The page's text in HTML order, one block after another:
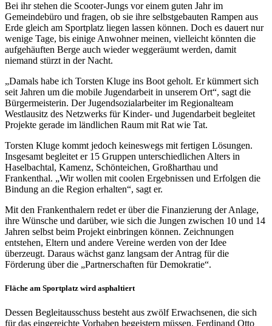
Bei ihr stehen die Scooter-Jungs vor einem guten Jahr im
Gemeindebüro und fragen, ob sie ihre selbstgebauten Rampen aus
Erde gleich am Sportplatz liegen lassen können. Doch es dauert nur
wenige Tage, bis einige Anwohner meinen, vielleicht könnten die
aufgehäuften Berge auch wieder weggeräumt werden, damit
niemand stürzt in der Nacht.
„Damals habe ich Torsten Kluge ins Boot geholt. Er kümmert sich
seit Jahren um die mobile Jugendarbeit in unserem Ort“, sagt die
Bürgermeisterin. Der Jugendsozialarbeiter im Regionalteam
Westlausitz des Netzwerks für Kinder- und Jugendarbeit begleitet
Projekte gerade im ländlichen Raum mit Rat wie Tat.
Torsten Kluge kommt jedoch keineswegs mit fertigen Lösungen.
Insgesamt begleitet er 15 Gruppen unterschiedlichen Alters in
Haselbachtal, Kamenz, Schönteichen, Großharthau und
Frankenthal. „Wir wollen mit coolen Ergebnissen und Erfolgen die
Bindung an die Region erhalten“, sagt er.
Mit den Frankenthalern redet er über die Finanzierung der Anlage,
ihre Wünsche und darüber, wie sich die Jungen zwischen 10 und 14
Jahren selbst beim Projekt einbringen können. Zeichnungen
entstehen, Eltern und andere Vereine werden von der Idee
überzeugt. Daraus wächst ganz langsam der Antrag für die
Förderung über die „Partnerschaften für Demokratie“.
Fläche am Sportplatz wird asphaltiert
Dessen Begleitausschuss besteht aus zwölf Erwachsenen, die sich
für das eingereichte Vorhaben begeistern müssen. Ferdinand Otto